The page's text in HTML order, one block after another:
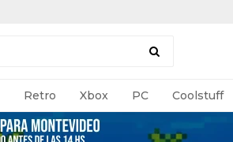
Retro Xbox PC Coolstuff